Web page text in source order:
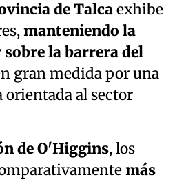
de Talcaexhibe
manteniendo la
la barrera del
gran medida por una
al sector
de O'Higgins, los
más